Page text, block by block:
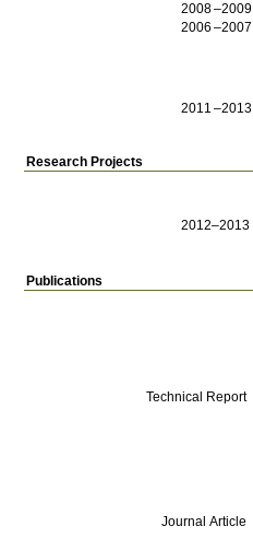
2008
2009
2006
2007
2011
2013
Research Projects
2012–2013
Publications
Technical Report
Journal Article